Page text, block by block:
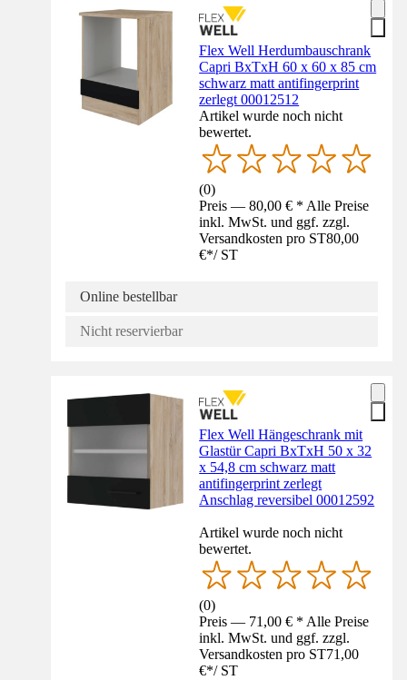
Flex Well Herdumbauschrank
Capri BxTxH 60 x 60 x 85 cm
schwarz matt antifingerprint
zerlegt 00012512
Artikel wurde noch nicht
bewertet.
(0)
Preis — 80,00 € * Alle Preise
inkl. MwSt. und ggf. zzgl.
Versandkosten pro ST80,00
€*/ ST
Online bestellbar
Nicht reservierbar
Flex Well Hängeschrank mit
Glastür Capri BxTxH 50 x 32
x 54,8 cm schwarz matt
antifingerprint zerlegt
Anschlag reversibel 00012592
Artikel wurde noch nicht
bewertet.
(0)
Preis — 71,00 € * Alle Preise
inkl. MwSt. und ggf. zzgl.
Versandkosten pro ST71,00
€*/ ST